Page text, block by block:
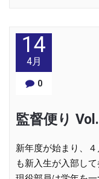
14
4月
0
監督便り
新年度が始まり、
も新入生が入部して